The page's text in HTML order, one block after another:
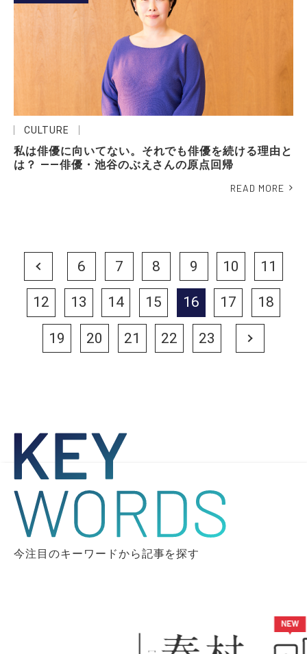
CULTURE
私は俳優に向いてない。それでも俳優を続ける理由と
は？ ――俳優・池谷のぶえさんの原点回帰
READ MORE
Prev 6 7 8 9 10 11
12 13 14 15 16 17 18
19 20 21 22 23 Next
今注目のキーワードから記事を探す